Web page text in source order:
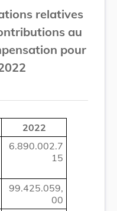
relatives
au
pour
2022
6.890.002.7
15
99.425.059,
00